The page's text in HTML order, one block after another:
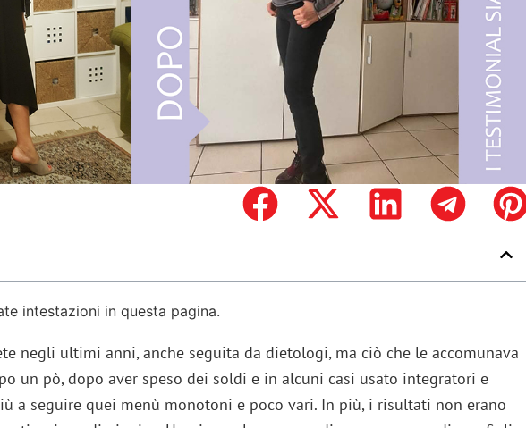
intestazioni in questa pagina.
negli ultimi anni, anche seguita da dietologi, ma ciò che le accomunava
un pò, dopo aver speso dei soldi e in alcuni casi usato integratori e
a seguire quei menù monotoni e poco vari. In più, i risultati non erano